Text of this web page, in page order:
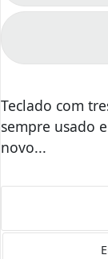
Teclado com
sempre usado
novo...